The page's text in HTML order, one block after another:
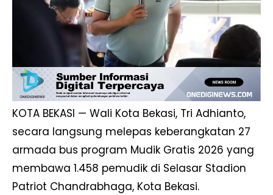
KOTA BEKASI — Wali Kota Bekasi, Tri Adhianto,
secara langsung melepas keberangkatan 27
armada bus program Mudik Gratis 2026 yang
membawa 1.458 pemudik di Selasar Stadion
Patriot Chandrabhaga, Kota Bekasi.